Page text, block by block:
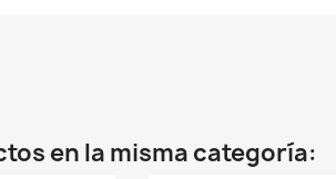
en la misma categoría: